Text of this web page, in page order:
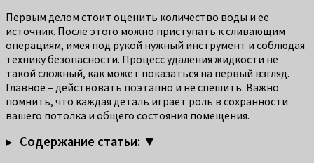
Первым делом стоит оценить количество воды и ее
источник. После этого можно приступать к сливающим
операциям, имея под рукой нужный инструмент и соблюдая
технику безопасности. Процесс удаления жидкости не
такой сложный, как может показаться на первый взгляд.
Главное – действовать поэтапно и не спешить. Важно
помнить, что каждая деталь играет роль в сохранности
вашего потолка и общего состояния помещения.
Содержание статьи: ▼